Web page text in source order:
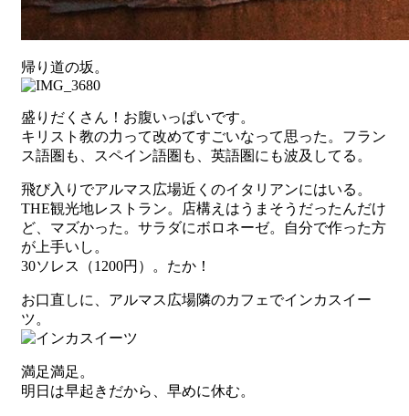
帰り道の坂。
盛りだくさん！お腹いっぱいです。
キリスト教の力って改めてすごいなって思った。フラン
ス語圏も、スペイン語圏も、英語圏にも波及してる。
飛び入りでアルマス広場近くのイタリアンにはいる。
THE観光地レストラン。店構えはうまそうだったんだけ
ど、マズかった。サラダにボロネーゼ。自分で作った方
が上手いし。
30ソレス（1200円）。たか！
お口直しに、アルマス広場隣のカフェでインカスイー
ツ。
満足満足。
明日は早起きだから、早めに休む。